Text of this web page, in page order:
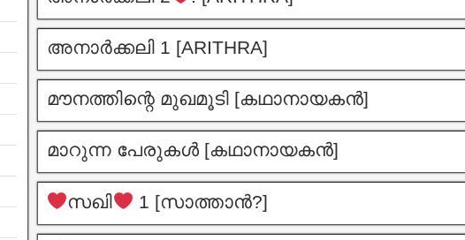
അനാർക്കലി 1 [ARITHRA]
മൗനത്തിന്റെ മുഖമൂടി [കഥാനായകൻ]
മാറുന്ന പേരുകൾ [കഥാനായകൻ]
സഖി 1 [സാത്താൻ?]